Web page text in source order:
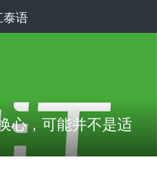
语
心，可能并不是适